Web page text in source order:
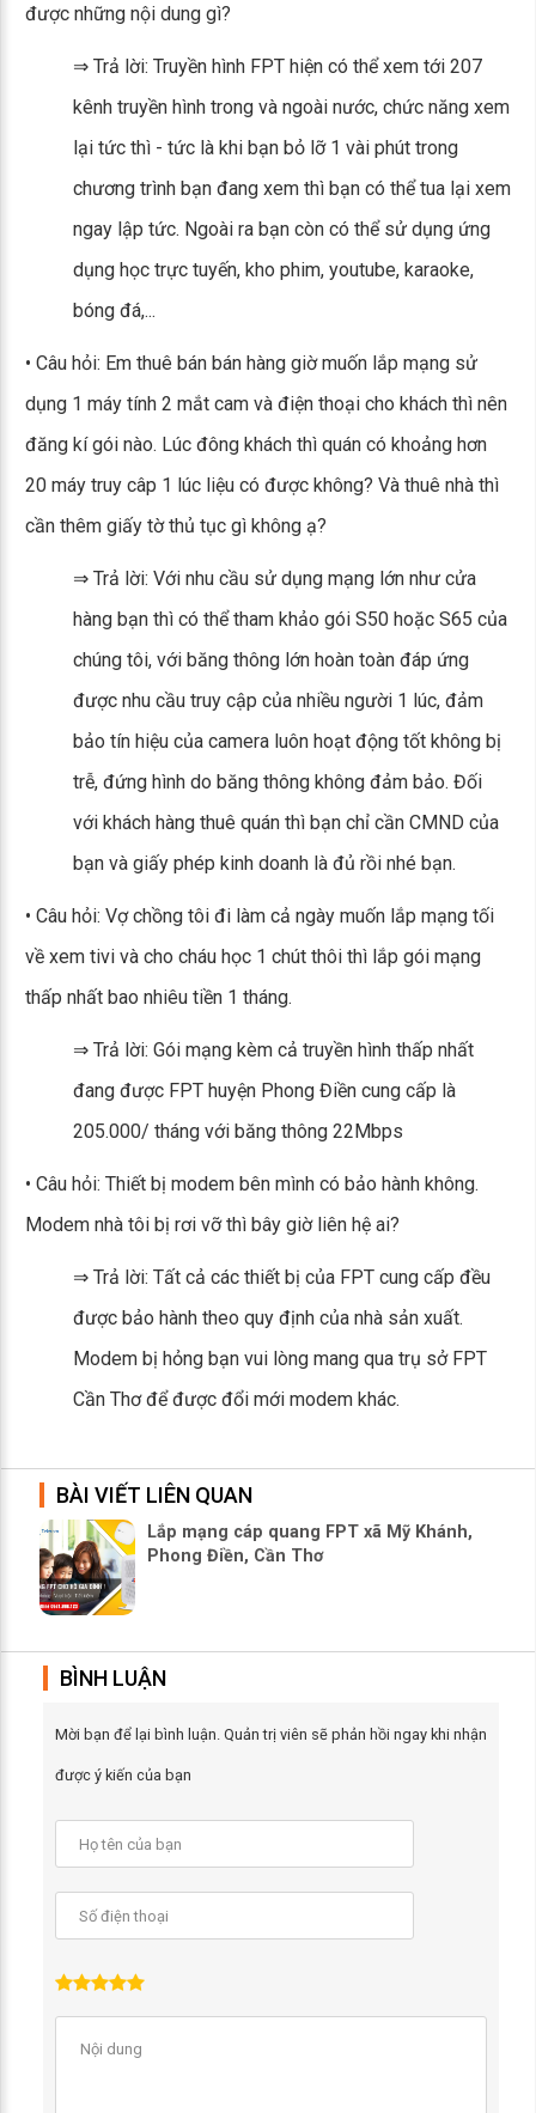
được những nội dung gì?
⇒ Trả lời: Truyền hình FPT hiện có thể xem tới 207
kênh truyền hình trong và ngoài nước, chức năng xem
lại tức thì - tức là khi bạn bỏ lỡ 1 vài phút trong
chương trình bạn đang xem thì bạn có thể tua lại xem
ngay lập tức. Ngoài ra bạn còn có thể sử dụng ứng
dụng học trực tuyến, kho phim, youtube, karaoke,
bóng đá,...
• Câu hỏi: Em thuê bán bán hàng giờ muốn lắp mạng sử
dụng 1 máy tính 2 mắt cam và điện thoại cho khách thì nên
đăng kí gói nào. Lúc đông khách thì quán có khoảng hơn
20 máy truy câp 1 lúc liệu có được không? Và thuê nhà thì
cần thêm giấy tờ thủ tục gì không ạ?
⇒ Trả lời: Với nhu cầu sử dụng mạng lớn như cửa
hàng bạn thì có thể tham khảo gói S50 hoặc S65 của
chúng tôi, với băng thông lớn hoàn toàn đáp ứng
được nhu cầu truy cập của nhiều người 1 lúc, đảm
bảo tín hiệu của camera luôn hoạt động tốt không bị
trễ, đứng hình do băng thông không đảm bảo. Đối
với khách hàng thuê quán thì bạn chỉ cần CMND của
bạn và giấy phép kinh doanh là đủ rồi nhé bạn.
• Câu hỏi: Vợ chồng tôi đi làm cả ngày muốn lắp mạng tối
về xem tivi và cho cháu học 1 chút thôi thì lắp gói mạng
thấp nhất bao nhiêu tiền 1 tháng.
⇒ Trả lời: Gói mạng kèm cả truyền hình thấp nhất
đang được FPT huyện Phong Điền cung cấp là
205.000/ tháng với băng thông 22Mbps
• Câu hỏi: Thiết bị modem bên mình có bảo hành không.
Modem nhà tôi bị rơi vỡ thì bây giờ liên hệ ai?
⇒ Trả lời: Tất cả các thiết bị của FPT cung cấp đều
được bảo hành theo quy định của nhà sản xuất.
Modem bị hỏng bạn vui lòng mang qua trụ sở FPT
Cần Thơ để được đổi mới modem khác.
BÀI VIẾT LIÊN QUAN
Lắp mạng cáp quang FPT xã Mỹ Khánh,
Phong Điền, Cần Thơ
BÌNH LUẬN
Mời bạn để lại bình luận. Quản trị viên sẽ phản hồi ngay khi nhận
được ý kiến của bạn